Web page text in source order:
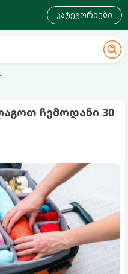
კატეგორიები
ჩემოდანი 30